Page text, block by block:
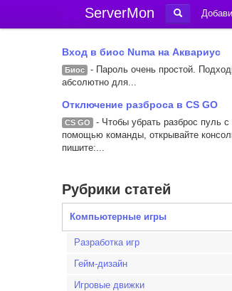
ServerMon
Вход в биос Numa на Аквариус
Биос
- Пароль очень простой.
абсолютно для...
Отключение разброса в CS GO
CS GO
- Чтобы убрать разброс пуль с
помощью команды, открывайте
пишите:...
Рубрики статей
Компьютерные игры
Разработка игр
Гейм-дизайн
Игровые движки